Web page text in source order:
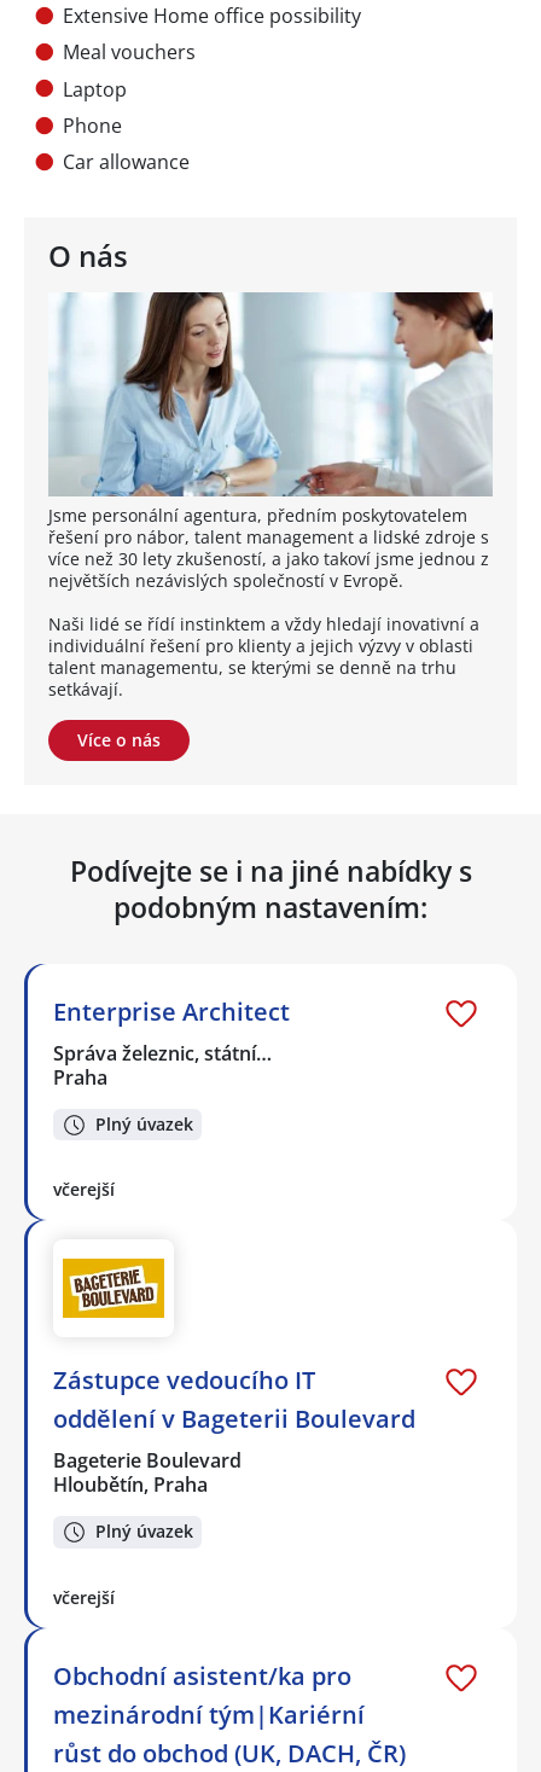
O nás
Jsme personální agentura, předním poskytovatelem
řešení pro nábor, talent management a lidské zdroje s
více než 30 lety zkušeností, a jako takoví jsme jednou z
největších nezávislých společností v Evropě.
Naši lidé se řídí instinktem a vždy hledají inovativní a
individuální řešení pro klienty a jejich výzvy v oblasti
talent managementu, se kterými se denně na trhu
setkávají.
Více o nás
Extensive Home office possibility
Meal vouchers
Laptop
Phone
Car allowance
Podívejte se i na jiné nabídky s
podobným nastavením:
Enterprise Architect
Správa železnic, státní…
Praha
Plný úvazek
včerejší
Zástupce vedoucího IT
oddělení v Bageterii Boulevard
Bageterie Boulevard
Hloubětín, Praha
Plný úvazek
včerejší
Obchodní asistent/ka pro
mezinárodní tým|Kariérní
růst do obchod (UK, DACH, ČR)